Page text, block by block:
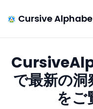
Cursive
で最新の
をご